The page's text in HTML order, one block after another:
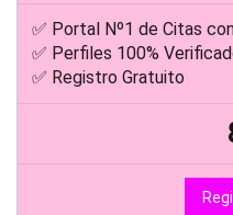
✅ Portal Nº1 de Citas
✅ Perfiles 100%
✅ Registro Gratuito